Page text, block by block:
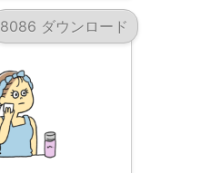
8086 ダウンロード